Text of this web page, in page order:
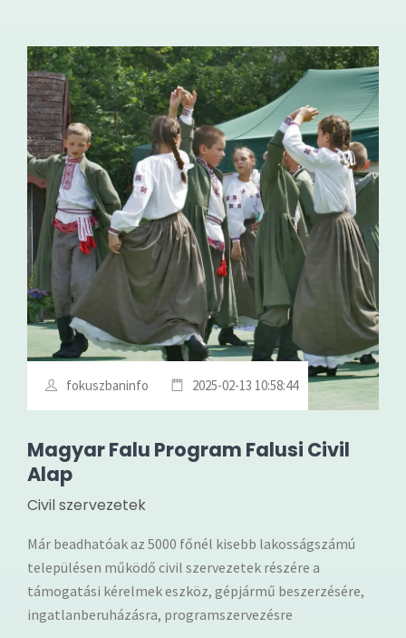
fokuszbaninfo 2025-02-13 10:58:44
Magyar Falu Program Falusi Civil
Alap
Civil szervezetek
Már beadhatóak az 5000 főnél kisebb lakosságszámú
településen működő civil szervezetek részére a
támogatási kérelmek eszköz, gépjármű beszerzésére,
ingatlanberuházásra, programszervezésre